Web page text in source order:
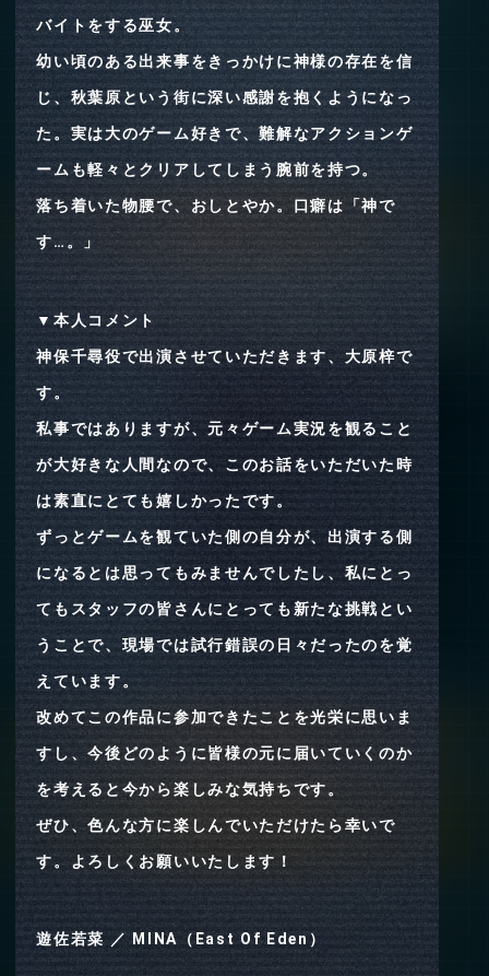
バイトをする巫女。
幼い頃のある出来事をきっかけに神様の存在を信
じ、秋葉原という街に深い感謝を抱くようになっ
た。実は大のゲーム好きで、難解なアクションゲ
ームも軽々とクリアしてしまう腕前を持つ。
落ち着いた物腰で、おしとやか。口癖は「神で
す…。」
▼本人コメント
神保千尋役で出演させていただきます、大原梓で
す。
私事ではありますが、元々ゲーム実況を観ること
が大好きな人間なので、このお話をいただいた時
は素直にとても嬉しかったです。
ずっとゲームを観ていた側の自分が、出演する側
になるとは思ってもみませんでしたし、私にとっ
てもスタッフの皆さんにとっても新たな挑戦とい
うことで、現場では試行錯誤の日々だったのを覚
えています。
改めてこの作品に参加できたことを光栄に思いま
すし、今後どのように皆様の元に届いていくのか
を考えると今から楽しみな気持ちです。
ぜひ、色んな方に楽しんでいただけたら幸いで
す。よろしくお願いいたします！
遊佐若菜 ／ MINA（East Of Eden）